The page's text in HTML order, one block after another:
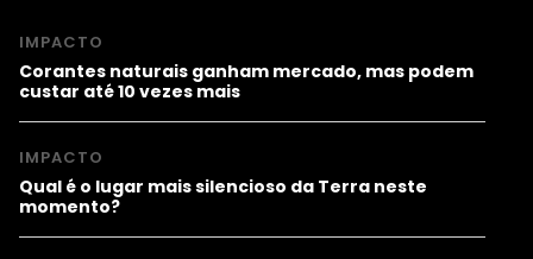
IMPACTO
Corantes naturais ganham mercado, mas podem
custar até 10 vezes mais
IMPACTO
Qual é o lugar mais silencioso da Terra neste
momento?